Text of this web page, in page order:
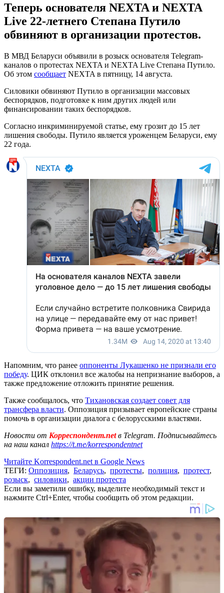
Теперь основателя NEXTA и NEXTA
Live 22-летнего Степана Путило
обвиняют в организации протестов.
В МВД Беларуси объявили в розыск основателя Telegram-
каналов о протестах NEXTA и NEXTA Live Степана Путило.
Об этом сообщает NEXTA в пятницу, 14 августа.
Силовики обвиняют Путило в организации массовых
беспорядков, подготовке к ним других людей или
финансировании таких беспорядков.
Согласно инкриминируемой статье, ему грозит до 15 лет
лишения свободы. Путило является уроженцем Беларуси, ему
22 года.
Напомним, что ранее оппоненты Лукашенко не признали его
победу. ЦИК отклонил все жалобы на непризнание выборов, а
также предложение отложить принятие решения.
Также сообщалось, что Тихановская создает совет для
трансфера власти. Оппозиция призывает европейские страны
помочь в организации диалога с белорусскими властями.
Новости от Корреспондент.netв Telegram. Подписывайтесь
на наш канал https://t.me/korrespondentnet
Читайте Korrespondent.net в Google News
ТЕГИ: Оппозиция, Беларусь, протесты, полиция, протест,
розыск, силовики, акции протеста
Если вы заметили ошибку, выделите необходимый текст и
нажмите Ctrl+Enter, чтобы сообщить об этом редакции.